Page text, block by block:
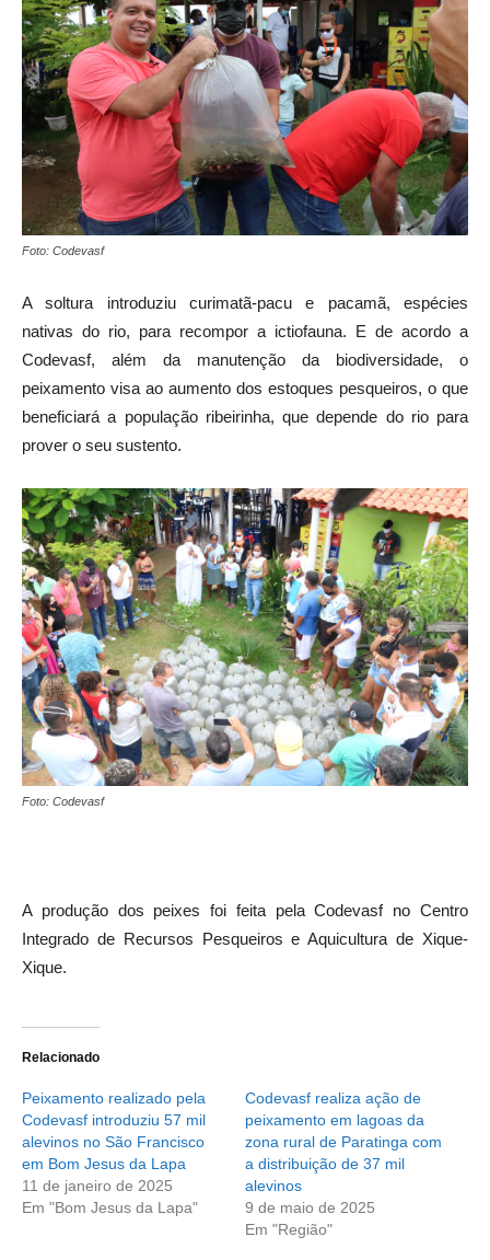
Foto: Codevasf
A soltura introduziu curimatã-pacu e pacamã, espécies
nativas do rio, para recompor a ictiofauna. E de acordo a
Codevasf, além da manutenção da biodiversidade, o
peixamento visa ao aumento dos estoques pesqueiros, o que
beneficiará a população ribeirinha, que depende do rio para
prover o seu sustento.
Foto: Codevasf
A produção dos peixes foi feita pela Codevasf no Centro
Integrado de Recursos Pesqueiros e Aquicultura de Xique-
Xique.
Relacionado
Peixamento realizado pela
Codevasf introduziu 57 mil
alevinos no São Francisco
em Bom Jesus da Lapa
11 de janeiro de 2025
Em "Bom Jesus da Lapa"
Codevasf realiza ação de
peixamento em lagoas da
zona rural de Paratinga com
a distribuição de 37 mil
alevinos
9 de maio de 2025
Em "Região"